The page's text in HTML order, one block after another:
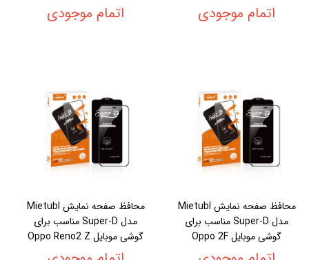
اتمام موجودی اتمام موجودی
محافظ صفحه نمایش Mietubl
مدل Super-D مناسب برای
گوشی موبایل Oppo 2F
محافظ صفحه نمایش Mietubl
مدل Super-D مناسب برای
گوشی موبایل Oppo Reno2 Z